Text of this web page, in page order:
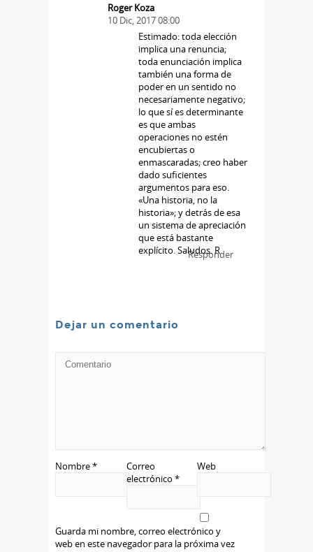
Roger Koza
10 Dic, 2017 08:00
Estimado: toda elección
implica una renuncia;
toda enunciación implica
también una forma de
poder en un sentido no
necesariamente negativo;
lo que sí es determinante
es que ambas
operaciones no estén
encubiertas o
enmascaradas; creo haber
dado suficientes
argumentos para eso.
«Una historia, no la
historia»; y detrás de esa
un sistema de apreciación
que está bastante
explícito. Saludos. R
Responder
Dejar un comentario
Nombre*
Correo
electrónico *
Web
Guarda mi nombre, correo electrónico y
web en este navegador para la próxima vez